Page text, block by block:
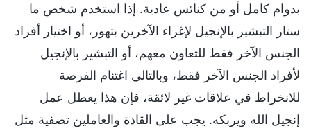
بدوام كامل أو من كنائس عادية. إذا استخدم شخص ما
ستار التبشير بالإنجيل لإغراء الآخرين بتهور، أو اختيار أفراد
الجنس الآخر فقط للتعاون معهم، أو التبشير بالإنجيل
لأفراد الجنس الآخر فقط، وبالتالي اغتنام الفرصة
للانخراط في علاقات غير لائقة، فإن هذا يعطل عمل
إنجيل الله ويربكه. يجب على القادة والعاملين تصفية مثل